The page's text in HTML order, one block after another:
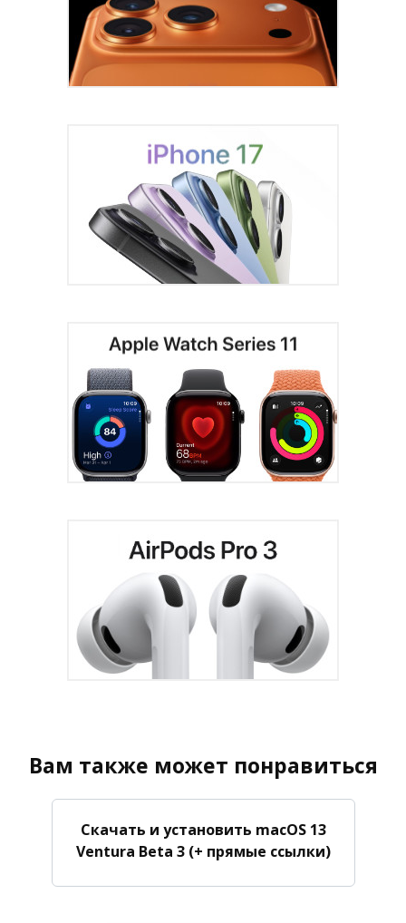
Вам также может понравиться
Скачать и установить macOS 13
Ventura Beta 3 (+ прямые ссылки)